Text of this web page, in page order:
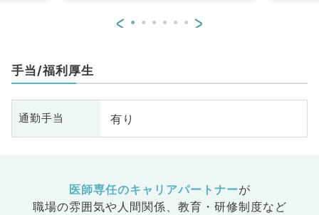
< >
手当/福利厚生
通勤手当 有り
医師専任のキャリアパートナーが
職場の雰囲気や人間関係、 教育・研修制度など